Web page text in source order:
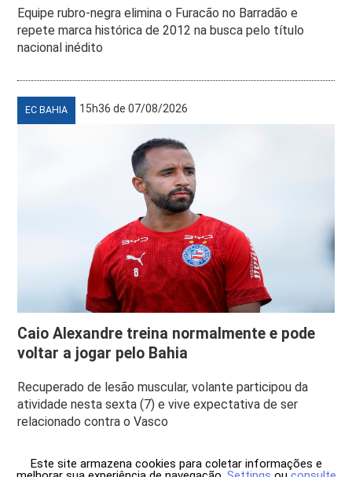
Equipe rubro-negra elimina o Furacão no Barradão e
repete marca histórica de 2012 na busca pelo título
nacional inédito
EC BAHIA 15h36 de 07/08/2026
Caio Alexandre treina normalmente e pode
voltar a jogar pelo Bahia
Recuperado de lesão muscular, volante participou da
atividade nesta sexta (7) e vive expectativa de ser
relacionado contra o Vasco
Este site armazena cookies para coletar informações e